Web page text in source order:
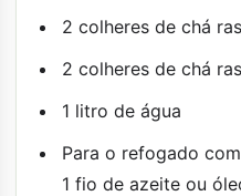
2 colheres de chá
2 colheres de chá
1 litro de água
Para o refogado
1 fio de azeite ou